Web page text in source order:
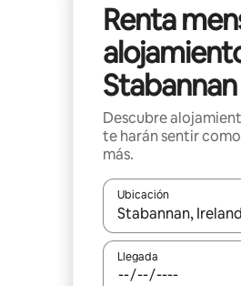
Renta
Stabannan
Descubre
te harán sentir
más.
Ubicación
Cuando los
Llegada